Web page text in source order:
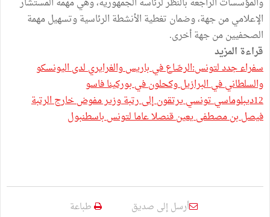
الإعلامي من جهة، وضمان تغطية الأنشطة الرئاسية وتسهيل مهمة
الصحفيين من جهة أخرى.
قراءة المزيد
سفراء جدد لتونس:الرصّاع في باريس والغرايري لدى اليونسكو
والسلطاني في البرازيل وكحلون في بوركينا فاسو
12ديبلوماسي تونسي يرتقون إلى رتبة وزير مفوض خارج الرتبة
فيصل بن مصطفى يعين قنصلا عاما لتونس باسطنبول
أرسل إلى صديق طباعة